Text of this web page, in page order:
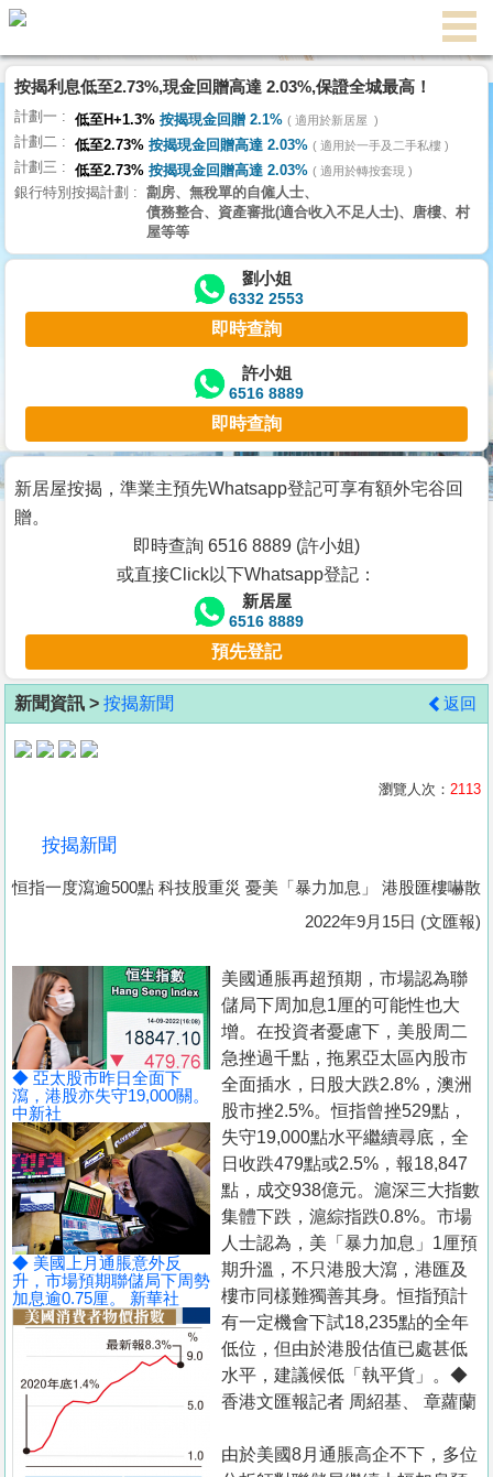
代
理
主
頁
搵
樓/
交
業
主
宅
谷
按
客
地
產
據
置
業
手
冊
關
於
我
們
按揭利息低至2.73%,現金回贈高達 2.03%,保證全城最高！
計劃一 低至H+1.3% 按揭現金回贈 2.1% 適用於新居屋
計劃二 低至2.73% 按揭現金回贈高達 2.03% 適用於一手及二手私樓
計劃三 低至2.73% 按揭現金回贈高達 2.03% 適用於轉按套現
銀行特別按揭計劃
劏房、無稅單的自僱人士、
債務整合、資產審批(適合收入不足人士)、唐樓、村
屋等等
劉小姐
6332 2553
即時查詢
許小姐
6516 8889
即時查詢
新居屋按揭，準業主預先Whatsapp登記可享有額外宅谷回
贈。
即時查詢 6516 8889 (許小姐)
或直接Click以下Whatsapp登記：
新居屋
6516 8889
預先登記
新聞資訊 > 按揭新聞 返回
瀏覽人次： 2113
按揭新聞
恒指一度瀉逾500點 科技股重災 憂美「暴力加息」 港股匯樓嚇散
2022年9月15日 (文匯報)
◆ 亞太股市昨日全面下
瀉，港股亦失守19,000關。
中新社
◆ 美國上月通脹意外反
升，市場預期聯儲局下周勢
加息逾0.75厘。 新華社
美國通脹再超預期，市場認為聯
儲局下周加息1厘的可能性也大
增。在投資者憂慮下，美股周二
急挫過千點，拖累亞太區內股市
全面插水，日股大跌2.8%，澳洲
股市挫2.5%。恒指曾挫529點，
失守19,000點水平繼續尋底，全
日收跌479點或2.5%，報18,847
點，成交938億元。滬深三大指數
集體下跌，滬綜指跌0.8%。市場
人士認為，美「暴力加息」1厘預
期升溫，不只港股大瀉，港匯及
樓市同樣難獨善其身。恒指預計
有一定機會下試18,235點的全年
低位，但由於港股估值已處甚低
水平，建議候低「執平貨」。◆
香港文匯報記者 周紹基、 章蘿蘭
由於美國8月通脹高企不下，多位